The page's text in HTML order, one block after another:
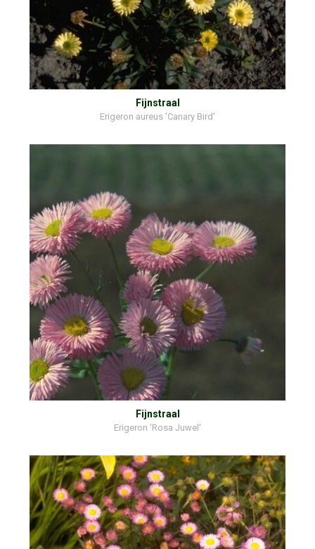
Fijnstraal
Erigeron aureus 'Canary Bird'
Fijnstraal
Erigeron 'Rosa Juwel'